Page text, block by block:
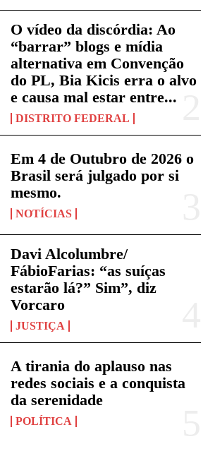
O vídeo da discórdia: Ao
“barrar” blogs e mídia
alternativa em Convenção
do PL, Bia Kicis erra o alvo
e causa mal estar entre...
DISTRITO FEDERAL
Em 4 de Outubro de 2026 o
Brasil será julgado por si
mesmo.
NOTÍCIAS
Davi Alcolumbre/
FábioFarias: “as suíças
estarão lá?” Sim”, diz
Vorcaro
JUSTIÇA
A tirania do aplauso nas
redes sociais e a conquista
da serenidade
POLÍTICA